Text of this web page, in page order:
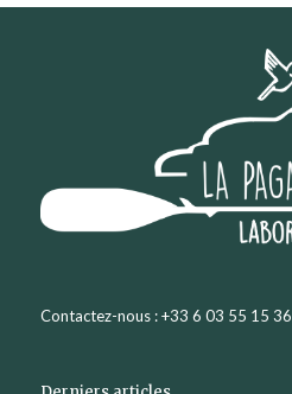
Contactez-nous : +33 6 03 55 15 36